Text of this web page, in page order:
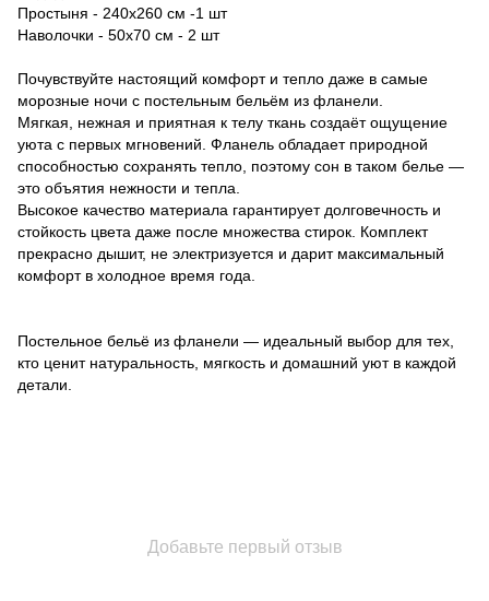
Простыня - 240х260 см -1 шт
Наволочки - 50х70 см - 2 шт
Почувствуйте настоящий комфорт и тепло даже в самые
морозные ночи с постельным бельём из фланели.
Мягкая, нежная и приятная к телу ткань создаёт ощущение
уюта с первых мгновений. Фланель обладает природной
способностью сохранять тепло, поэтому сон в таком белье —
это объятия нежности и тепла.
Высокое качество материала гарантирует долговечность и
стойкость цвета даже после множества стирок. Комплект
прекрасно дышит, не электризуется и дарит максимальный
комфорт в холодное время года.
Постельное бельё из фланели — идеальный выбор для тех,
кто ценит натуральность, мягкость и домашний уют в каждой
детали.
Добавьте первый отзыв